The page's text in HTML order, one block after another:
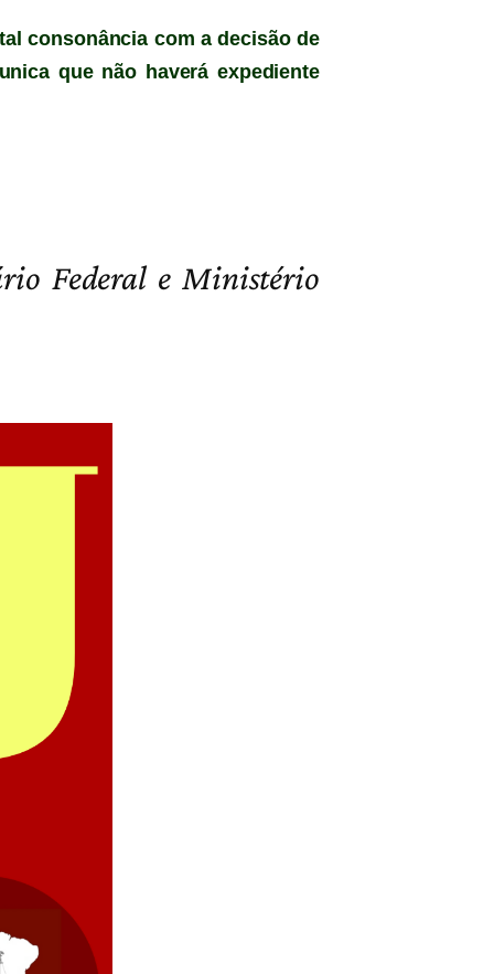
consonância com a decisão de
que não haverá expediente
Federal e Ministério